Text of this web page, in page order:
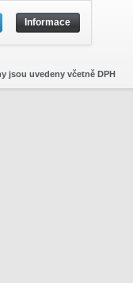
Informace
jsou uvedeny včetně DPH